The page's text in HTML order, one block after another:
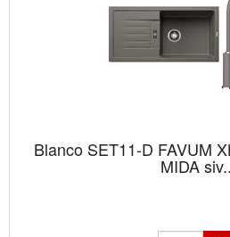
Blanco SET11-D FAVUM
MIDA